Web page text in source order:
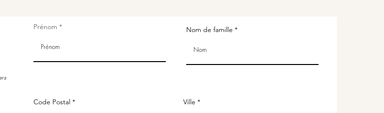
Prénom
Code Postal
Nom de famille
Ville